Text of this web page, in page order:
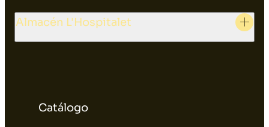
Catálogo
Almacén L'Hospitalet